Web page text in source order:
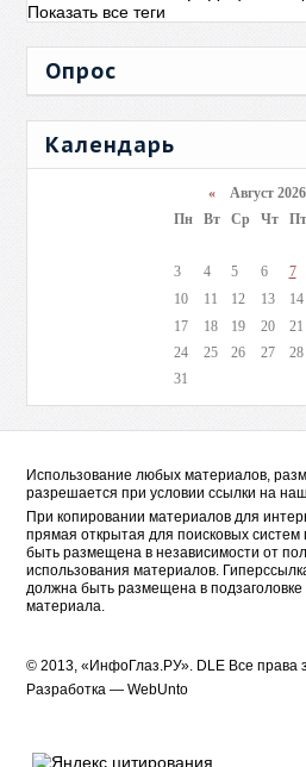
Показать все теги
Опрос
Календарь
«Август
Пн
Вт Ср Чт Пт
3
4 5 6 7
10
11 12 13 14
17
18 19 20 21
24
25 26 27 28
31
Использование любых материалов,
разрешается при условии ссылки на
При копировании материалов для
прямая открытая для поисковых
быть размещена в независимости от
использования материалов.
должна быть размещена в
материала.
© 2013, «ИнфоГлаз.РУ». DLE Все
Разработка —WebUnto